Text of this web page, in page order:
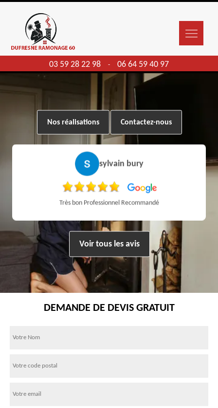
03 59 28 22 98 - 06 64 59 40 97
Nos réalisations Contactez-nous
sylvain bury
Très bon Professionnel Recommandé
Voir tous les avis
DEMANDE DE DEVIS GRATUIT